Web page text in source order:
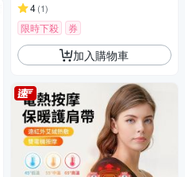
4(1)
限時下殺 券
加入購物車